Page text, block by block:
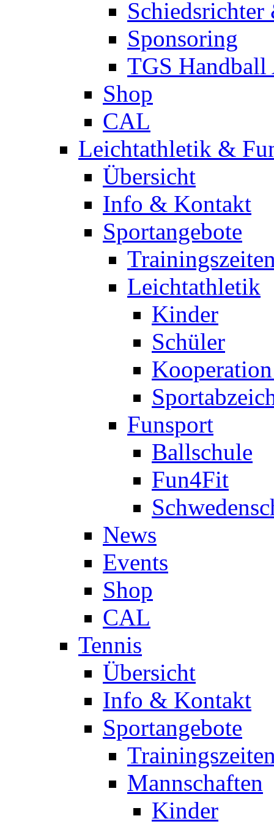
Schiedsrichter
Sponsoring
TGS Handball
Shop
CAL
Leichtathletik &
Übersicht
Info & Kontakt
Sportangebote
Leichtathletik
Kinder
Schüler
Funsport
Ballschule
Fun4Fit
News
Events
Shop
CAL
Tennis
Übersicht
Info & Kontakt
Sportangebote
Mannschaften
Kinder